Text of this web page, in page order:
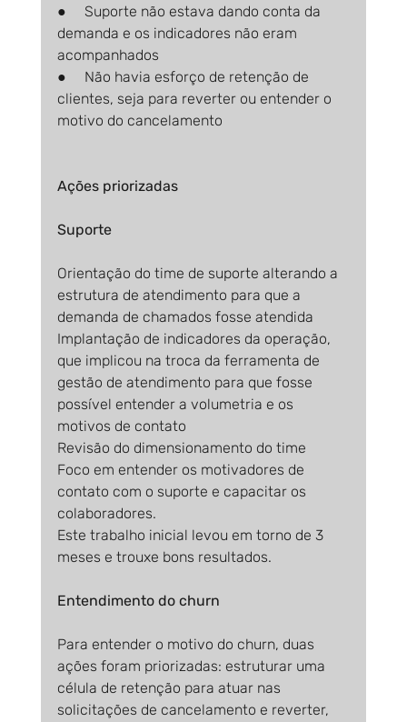
●     Suporte não estava dando conta da
demanda e os indicadores não eram
acompanhados
●     Não havia esforço de retenção de
clientes, seja para reverter ou entender o
motivo do cancelamento
Ações priorizadas
Suporte
Orientação do time de suporte alterando a
estrutura de atendimento para que a
demanda de chamados fosse atendida
Implantação de indicadores da operação,
que implicou na troca da ferramenta de
gestão de atendimento para que fosse
possível entender a volumetria e os
motivos de contato
Revisão do dimensionamento do time
Foco em entender os motivadores de
contato com o suporte e capacitar os
colaboradores.
Este trabalho inicial levou em torno de 3
meses e trouxe bons resultados.
Entendimento do churn
Para entender o motivo do churn, duas
ações foram priorizadas: estruturar uma
célula de retenção para atuar nas
solicitações de cancelamento e reverter,